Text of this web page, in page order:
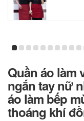
Quần áo làm
ngắn tay nữ
áo làm bếp
thoáng khí